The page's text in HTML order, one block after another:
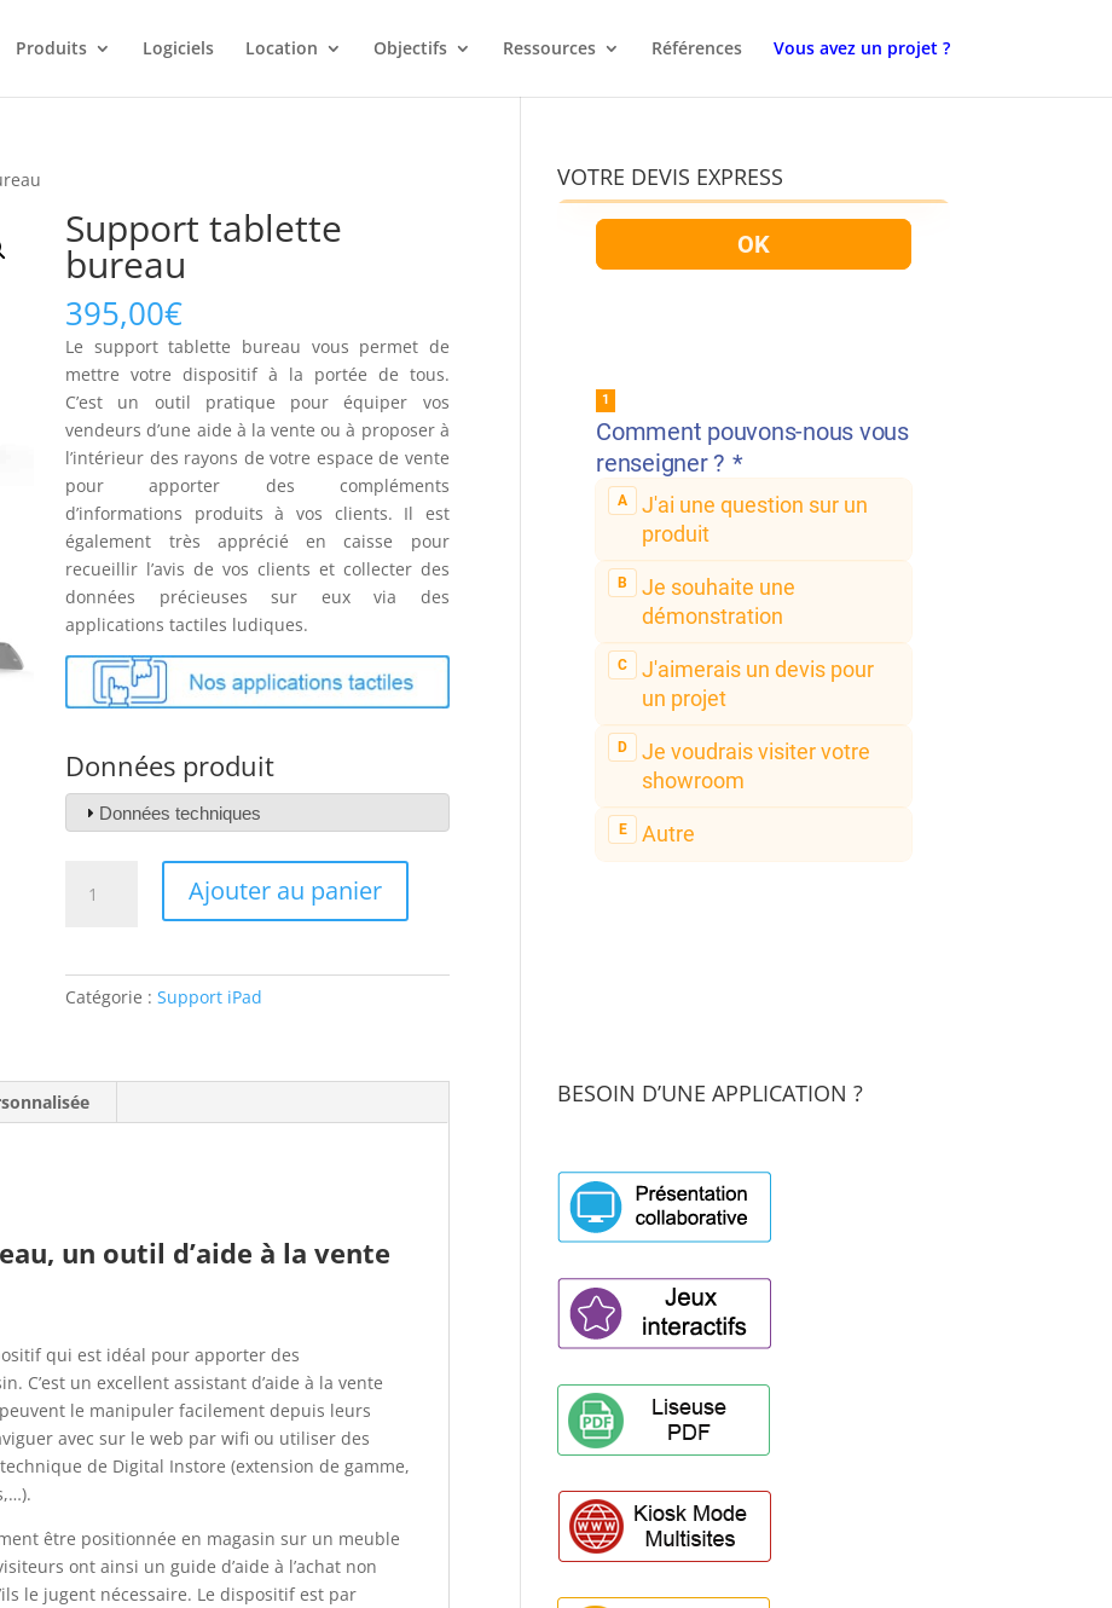
Produits Logiciels Location Objectifs Ressources Références Vous avez un projet ?
Support tablette
bureau
395,00€
Le support tablette bureau vous permet de
mettre votre dispositif à la portée de tous.
C’est un outil pratique pour équiper vos
vendeurs d’une aide à la vente ou à proposer à
l’intérieur des rayons de votre espace de vente
pour apporter des compléments
d’informations produits à vos clients. Il est
également très apprécié en caisse pour
recueillir l’avis de vos clients et collecter des
données précieuses sur eux via des
applications tactiles ludiques.
Données produit
Données techniques
bureau
Ajouter au panier
Catégorie :Support iPad
un outil d’aide à la vente
qui est idéal pour apporter des
C’est un excellent assistant d’aide à la vente
le manipuler facilement depuis leurs
avec sur le web par wifi ou utiliser des
de Digital Instore (extension de gamme,
être positionnée en magasin sur un meuble
ont ainsi un guide d’aide à l’achat non
le jugent nécessaire. Le dispositif est par
VOTRE DEVIS EXPRESS
BESOIN D’UNE APPLICATION ?